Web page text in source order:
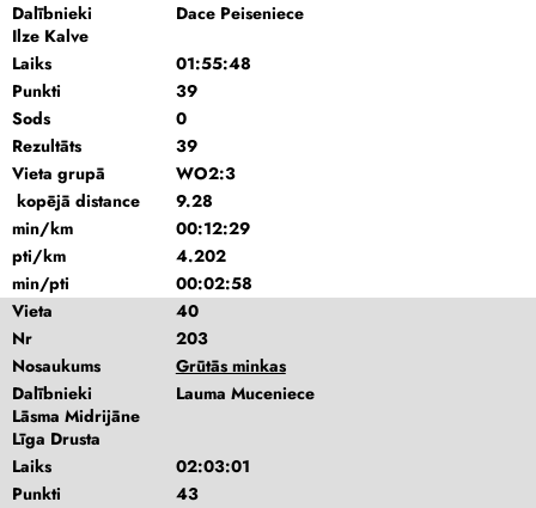
Dalībnieki
Dace Peiseniece
Ilze Kalve
Laiks
01:55:48
Punkti
39
Sods
0
Rezultāts
39
Vieta grupā
WO2:3
kopējā distance
9.28
min/km
00:12:29
pti/km
4.202
min/pti
00:02:58
Vieta
40
Nr
203
Nosaukums
Grūtās minkas
Dalībnieki
Lauma Muceniece
Lāsma Midrijāne
Līga Drusta
Laiks
02:03:01
Punkti
43